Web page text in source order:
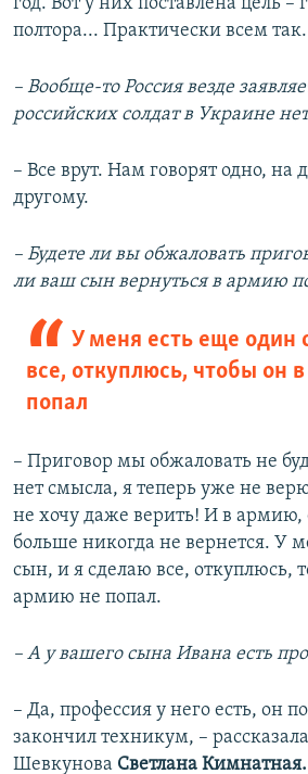
год. Вот у них поставлена цель –
полтора... Практически всем так.
– Вообще-то Россия везде
российских солдат в Украине
– Все врут. Нам говорят одно, на
другому.
– Будете ли вы обжаловать
ли ваш сын вернуться в армию
У меня есть еще один
все, откуплюсь, чтобы он
попал
– Приговор мы обжаловать не
нет смысла, я теперь уже не
не хочу даже верить! И в армию,
больше никогда не вернется. У
сын, и я сделаю все, откуплюсь,
армию не попал.
– А у вашего сына Ивана есть
– Да, профессия у него есть, он
закончил техникум, –
Шевкунова Светлана Кимнатная.